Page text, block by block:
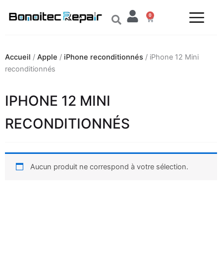
0
Panier
Accueil / Apple / iPhone reconditionnés / iPhone 12 Mini
reconditionnés
IPHONE 12 MINI
RECONDITIONNÉS
Aucun produit ne correspond à votre sélection.